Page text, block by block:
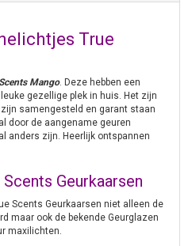
True
Mango. Deze hebben een
gezellige plek in huis. Het zijn
samengesteld en garant staan
door de aangename geuren
anders zijn. Heerlijk ontspannen
Geurkaarsen
Scents Geurkaarsen niet alleen de
maar ook de bekende Geurglazen
maxilichten.